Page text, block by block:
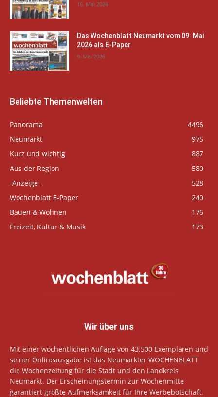
16. Mai 2026
Das Wochenblatt Neumarkt vom 09. Mai
2026 als E-Paper
9. Mai 2026
Beliebte Themenwelten
Panorama
4496
Neumarkt
975
Kurz und wichtig
887
Aus der Region
580
-Anzeige-
528
Wochenblatt E-Paper
240
Bauen & Wohnen
176
Freizeit, Kultur & Musik
173
Wir über uns
Mit einer wöchentlichen Auflage von 43.500 Exemplaren und
seiner Onlineausgabe ist das Neumarkter WOCHENBLATT
die Wochenzeitung für die Stadt und den Landkreis
Neumarkt. Der Erscheinungstermin zur Wochenmitte
garantiert größte Aufmerksamkeit für Ihre Werbebotschaft.